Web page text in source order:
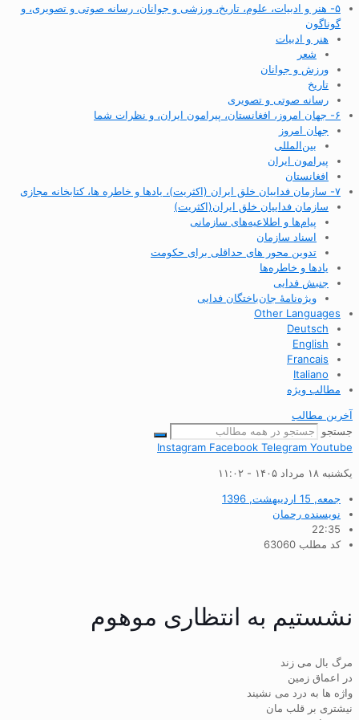
۵- هنر و ادبیات، علوم، تاریخ، ورزشی و جوانان، رسانه صوتی و تصویری، و
گوناگون
هنر و ادبیات
شعر
ورزش و جوانان
تاریخ
رسانه صوتی و تصویری
۶- جهان امروز، افغانستان، پیرامون ایران، و نظرات شما
جهان امروز
بین‌المللی
پیرامون ایران
افغانستان
۷- سازمان فداییان خلق ایران (اکثریت)، یادها و خاطره ها، کتابخانه مجازی
سازمان فداییان خلق ایران(اکثریت)
پیام‌ها و اطلاعیه‌های سازمانی
اسناد سازمان
تدوین محور های حداقلی برای حکومت
یادها و خاطره‌ها
جنبش فدایی
ویژه‌نامهٔ جان‌باختگان فدایی
Other Languages
Deutsch
English
Francais
Italiano
مطالب ویژه
آخرین مطالب
جستجو
Instagram Facebook Telegram Youtube
یکشنبه ۱۸ مرداد ۱۴۰۵ - ۱۱:۰۲
جمعه, 15 اردیبهشت, 1396
نویسنده رحمان
22:35
کد مطلب 63060
نشستیم به انتظاری موهوم
مرگ بال می زند
در اعماق زمین
واژه ها به درد می نشیند
نیشتری بر قلب مان